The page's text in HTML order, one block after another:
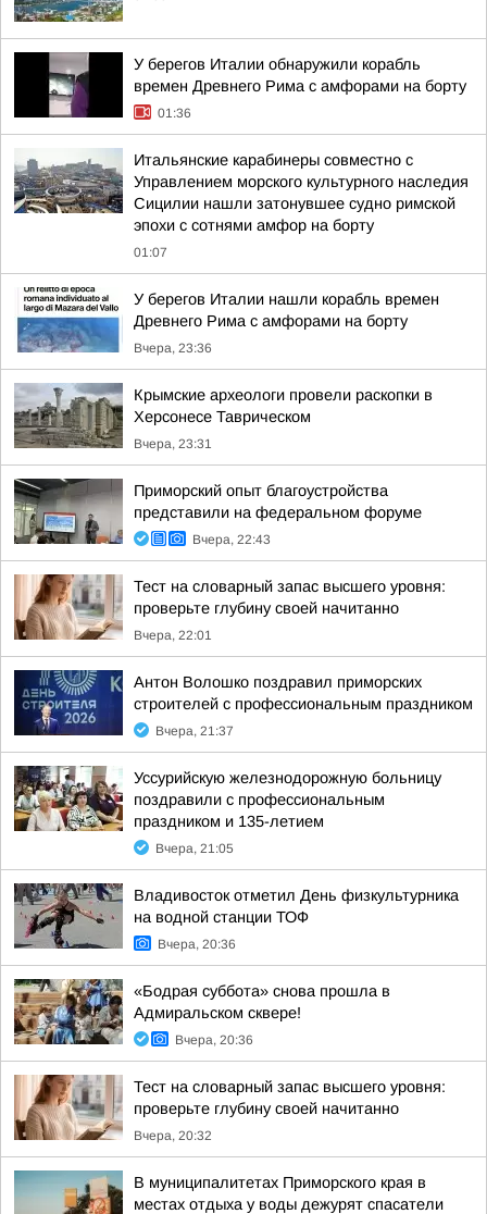
У берегов Италии обнаружили корабль
времен Древнего Рима с амфорами на борту
01:36
Итальянские карабинеры совместно с
Управлением морского культурного наследия
Сицилии нашли затонувшее судно римской
эпохи с сотнями амфор на борту
01:07
У берегов Италии нашли корабль времен
Древнего Рима с амфорами на борту
Вчера, 23:36
Крымские археологи провели раскопки в
Херсонесе Таврическом
Вчера, 23:31
Приморский опыт благоустройства
представили на федеральном форуме
Вчера, 22:43
Тест на словарный запас высшего уровня:
проверьте глубину своей начитанно
Вчера, 22:01
Антон Волошко поздравил приморских
строителей с профессиональным праздником
Вчера, 21:37
Уссурийскую железнодорожную больницу
поздравили с профессиональным
праздником и 135-летием
Вчера, 21:05
Владивосток отметил День физкультурника
на водной станции ТОФ
Вчера, 20:36
«Бодрая суббота» снова прошла в
Адмиральском сквере!
Вчера, 20:36
Тест на словарный запас высшего уровня:
проверьте глубину своей начитанно
Вчера, 20:32
В муниципалитетах Приморского края в
местах отдыха у воды дежурят спасатели